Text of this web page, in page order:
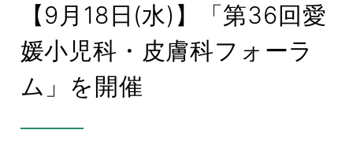
【9月18日(水)】「第36回愛
媛小児科・皮膚科フォーラ
ム」を開催